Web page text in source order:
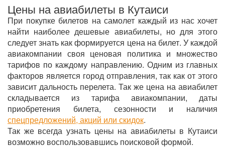
Цены на авиабилеты в Кутаиси
При покупке билетов на самолет каждый из нас хочет
найти наиболее дешевые авиабилеты, но для этого
следует знать как формируется цена на билет. У каждой
авиакомпании своя ценовая политика и множество
тарифов по каждому направлению. Одним из главных
факторов является город отправления, так как от этого
зависит дальность перелета. Так же цена на авиабилет
складывается из тарифа авиакомпании, даты
приобретения билета, сезонности и наличия
спецпредложений, акций или скидок.
Так же всегда узнать цены на авиабилеты в Кутаиси
возможно воспользовавшись поисковой формой.